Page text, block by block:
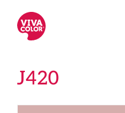
J420